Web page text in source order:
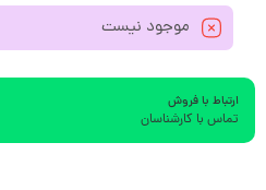
موجود نیست
ارتباط با فروش
تماس با کارشناسان